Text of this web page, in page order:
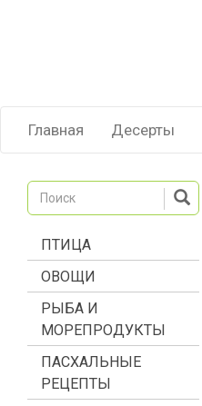
Главная Десерты
ПТИЦА
ОВОЩИ
РЫБА И
МОРЕПРОДУКТЫ
ПАСХАЛЬНЫЕ
РЕЦЕПТЫ